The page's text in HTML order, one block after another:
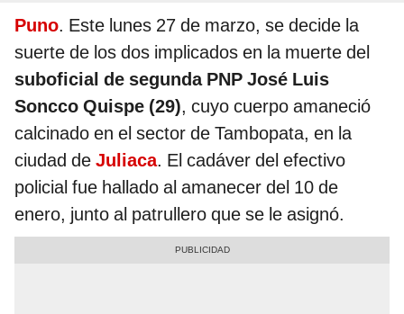
Puno. Este lunes 27 de marzo, se decide la
suerte de los dos implicados en la muerte del
suboficial de segunda PNP José Luis
Soncco Quispe (29), cuyo cuerpo amaneció
calcinado en el sector de Tambopata, en la
ciudad de Juliaca. El cadáver del efectivo
policial fue hallado al amanecer del 10 de
enero, junto al patrullero que se le asignó.